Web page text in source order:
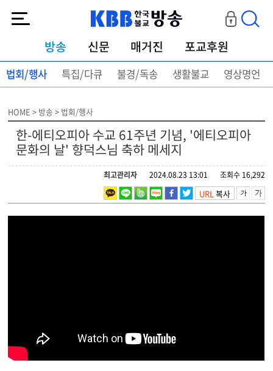
방송 신문 매거진 포교후원
법회/행사 특집/다큐 불경/독송 생활불교 영상명언
HOME > 방송 > 법회/행사
한-에티오피아 수교 61주년 기념, '에티오피아
문화의 날' 향덕스님 축하 메세지
조회수 16,292
2024.08.23 13:01
최고관리자
URL복사